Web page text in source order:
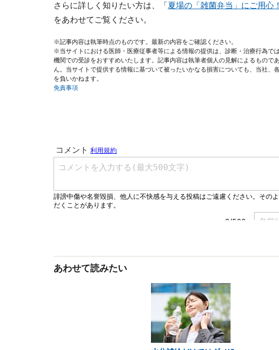
さらに詳しく知りたい方は、「 夏場の「雑菌弁当」にご用心
をあわせてご覧ください。
※記事内容は執筆時点のものです。最新の内容をご確認ください。
※当サイトにおける医師・医療従事者等による情報の提供は、診断・治療行為で
機関での受診をおすすめいたします。記事内容は執筆者個人の見解によるもので
ん。当サイトで提供する情報に基づいて被ったいかなる損害についても、当社
を負いかねます。
免責事項
あわせて読みたい